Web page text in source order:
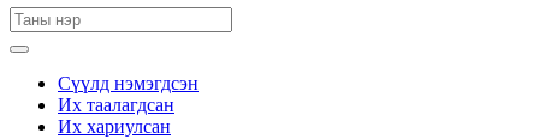
Сүүлд нэмэгдсэн
Их таалагдсан
Их хариулсан